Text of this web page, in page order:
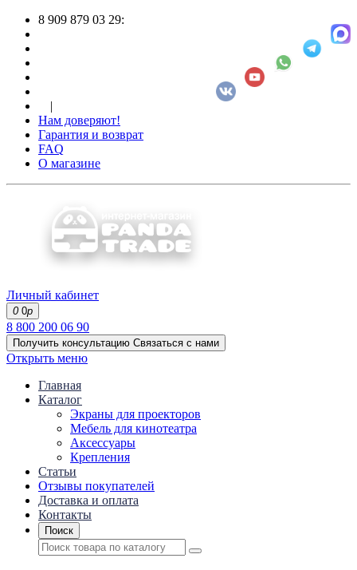
8 909 879 03 29:
|
Нам доверяют!
Гарантия и возврат
FAQ
О магазине
Личный кабинет
0 0р
8 800 200 06 90
Получить консультацию Связаться с нами
Открыть меню
Главная
Каталог
Экраны для проекторов
Mебель для кинотеатра
Аксессуары
Крепления
Статьи
Отзывы покупателей
Доставка и оплата
Контакты
Поиск